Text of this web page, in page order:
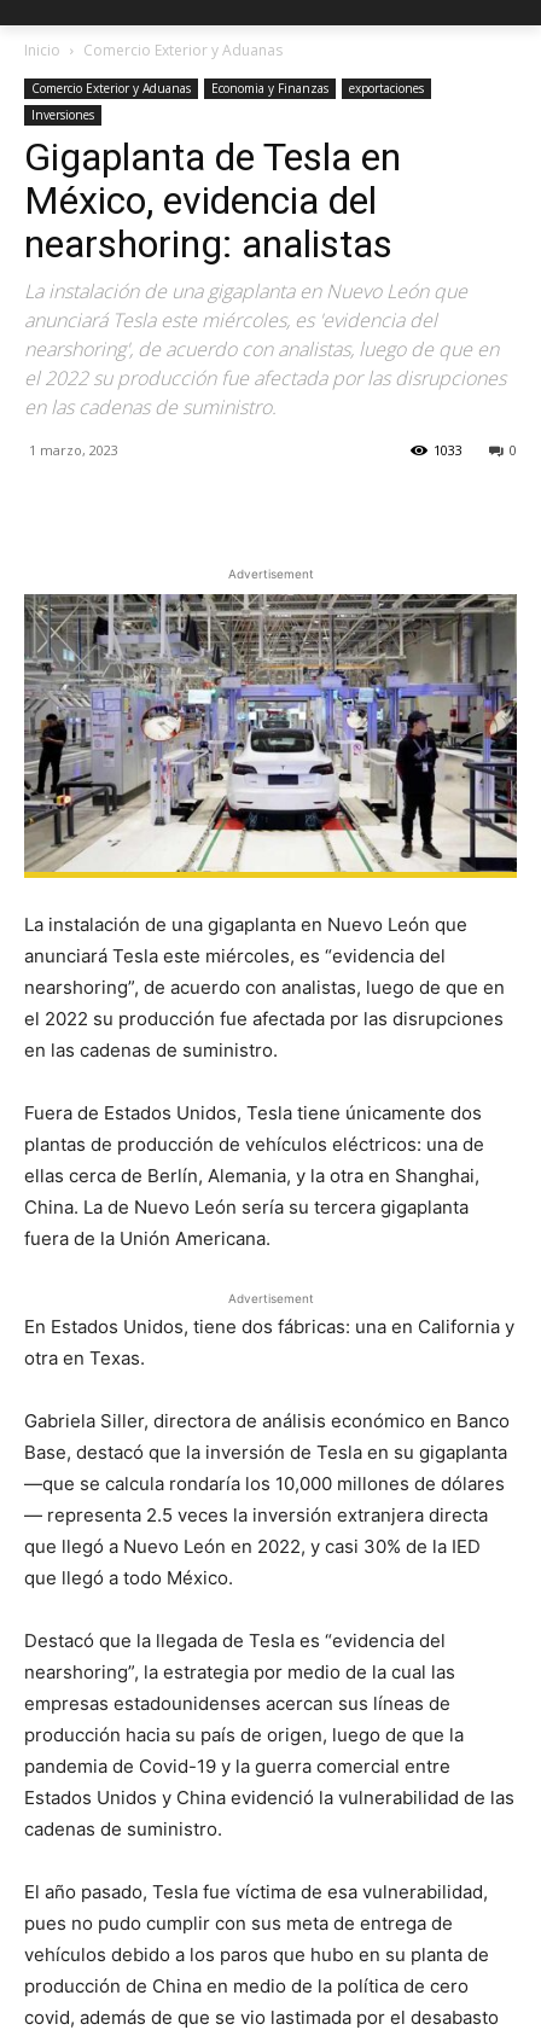
Inicio Comercio Exterior y Aduanas
Comercio Exterior y Aduanas Economia y Finanzas
exportaciones
Inversiones
Gigaplanta de Tesla en
México, evidencia del
nearshoring: analistas
La instalación de una gigaplanta en Nuevo León que
anunciará Tesla este miércoles, es 'evidencia del
nearshoring', de acuerdo con analistas, luego de que en
el 2022 su producción fue afectada por las disrupciones
en las cadenas de suministro.
1 marzo, 2023 0
1033
Advertisement
La instalación de una gigaplanta en Nuevo León que
anunciará Tesla este miércoles, es “evidencia del
nearshoring”, de acuerdo con analistas, luego de que en
el 2022 su producción fue afectada por las disrupciones
en las cadenas de suministro.
Fuera de Estados Unidos, Tesla tiene únicamente dos
plantas de producción de vehículos eléctricos: una de
ellas cerca de Berlín, Alemania, y la otra en Shanghai,
China. La de Nuevo León sería su tercera gigaplanta
fuera de la Unión Americana.
Advertisement
En Estados Unidos, tiene dos fábricas: una en California y
otra en Texas.
Gabriela Siller, directora de análisis económico en Banco
Base, destacó que la inversión de Tesla en su gigaplanta
—que se calcula rondaría los 10,000 millones de dólares
— representa 2.5 veces la inversión extranjera directa
que llegó a Nuevo León en 2022, y casi 30% de la IED
que llegó a todo México.
Destacó que la llegada de Tesla es “evidencia del
nearshoring”, la estrategia por medio de la cual las
empresas estadounidenses acercan sus líneas de
producción hacia su país de origen, luego de que la
pandemia de Covid-19 y la guerra comercial entre
Estados Unidos y China evidenció la vulnerabilidad de las
cadenas de suministro.
El año pasado, Tesla fue víctima de esa vulnerabilidad,
pues no pudo cumplir con sus meta de entrega de
vehículos debido a los paros que hubo en su planta de
producción de China en medio de la política de cero
covid, además de que se vio lastimada por el desabasto